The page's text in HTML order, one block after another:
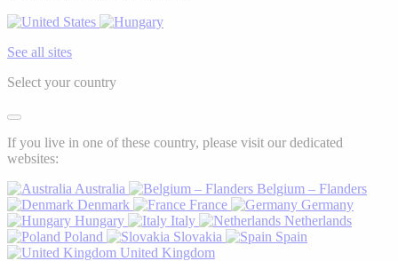
See all sites
Select your country
If you live in one of these country, please visit our dedicated
websites:
Australia
Belgium – Flanders
Denmark
France
Germany
Hungary
Italy
Netherlands
Poland
Slovakia
Spain
United Kingdom